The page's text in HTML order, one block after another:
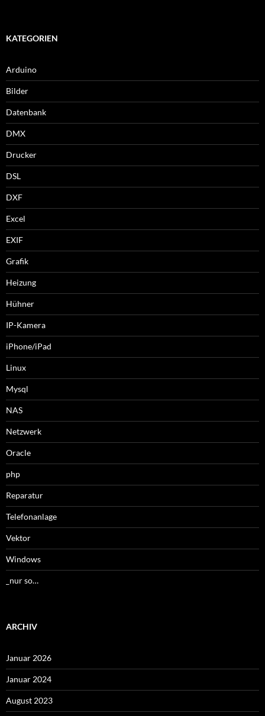
KATEGORIEN
Arduino
Bilder
Datenbank
DMX
Drucker
DSL
DXF
Excel
EXIF
Grafik
Heizung
Hühner
IP-Kamera
iPhone/iPad
Linux
Mysql
NAS
Netzwerk
Oracle
php
Reparatur
Telefonanlage
Vektor
Windows
_nur so…
ARCHIV
Januar 2026
Januar 2024
August 2023